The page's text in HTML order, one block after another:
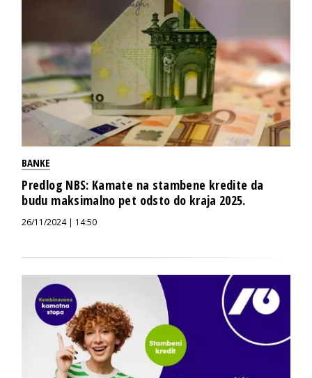
BANKE
Predlog NBS: Kamate na stambene kredite da
budu maksimalno pet odsto do kraja 2025.
26/11/2024 | 14:50